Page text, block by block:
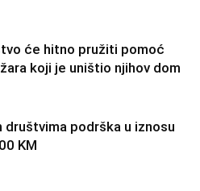
će hitno pružiti pomoć
koji je uništio njihov dom
društvima podrška u iznosu
KM